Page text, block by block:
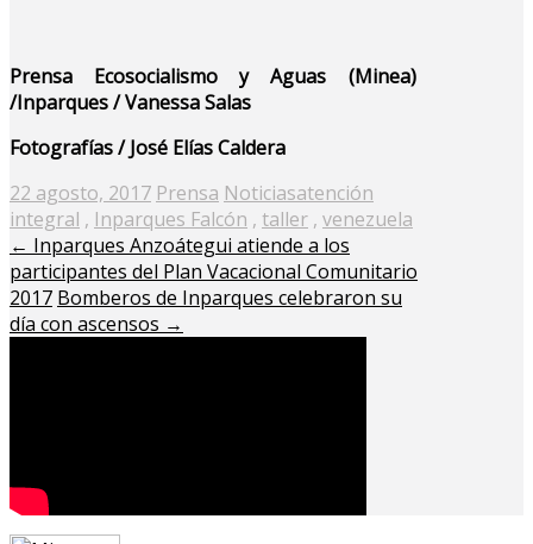
Prensa Ecosocialismo y Aguas (Minea)
/Inparques / Vanessa Salas
Fotografías / José Elías Caldera
Posted
on
22 agosto, 2017 Prensa Noticiasatención
integral , Inparques Falcón , taller , venezuela
← Inparques Anzoátegui atiende a los
participantes del Plan Vacacional Comunitario
2017 Bomberos de Inparques celebraron su
día con ascensos →